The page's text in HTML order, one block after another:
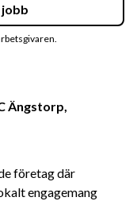
Ängstorp,
företag där
engagemang
jobb